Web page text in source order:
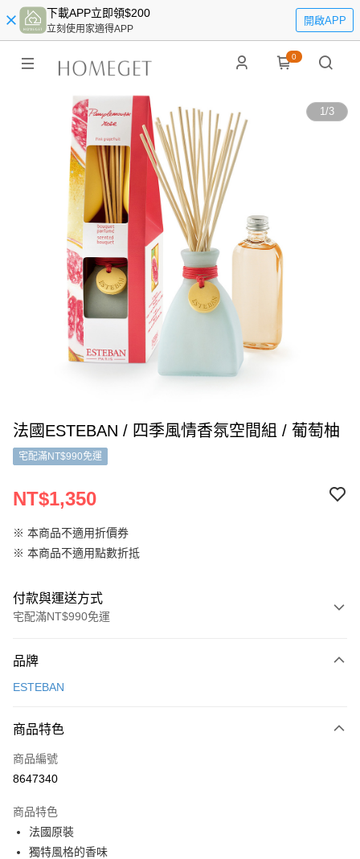
下載APP立即領$200
立刻使用家適得APP
開啟APP
0
1/3
法國ESTEBAN / 四季風情香氛空間組 / 葡萄柚
宅配滿NT$990免運
NT$1,350
※ 本商品不適用折價券
※ 本商品不適用點數折抵
付款與運送方式
宅配滿NT$990免運
信用卡一次付款
3 期 0 利率 每期
合作金庫商業銀行
上海商業儲蓄銀行
臺灣中小企業銀行
匯豐（台灣）商業銀行
聯邦商業銀行
LINE Pay
Apple Pay
街口支付
悠遊付
品牌
ESTEBAN
商品特色
商品編號
8647340
商品特色
法國原裝
獨特風格的香味